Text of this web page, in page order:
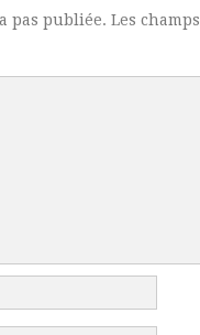
pas publiée. Les